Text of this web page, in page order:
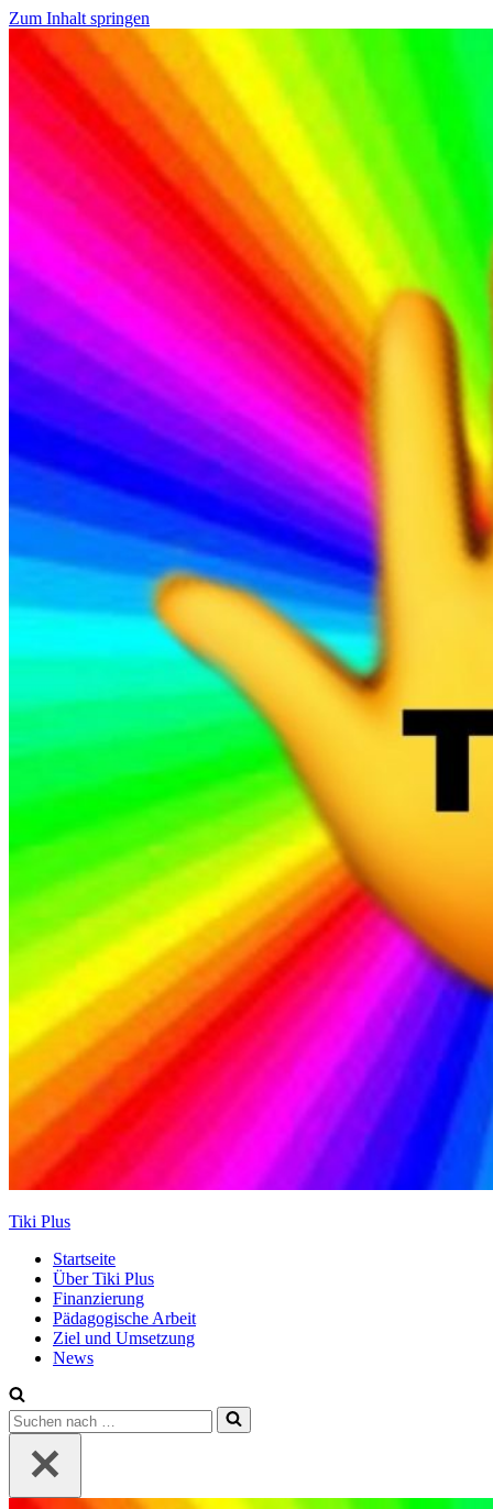
Zum Inhalt springen
Tiki Plus
Startseite
Über Tiki Plus
Finanzierung
Pädagogische Arbeit
Ziel und Umsetzung
News
Suchen
nach …